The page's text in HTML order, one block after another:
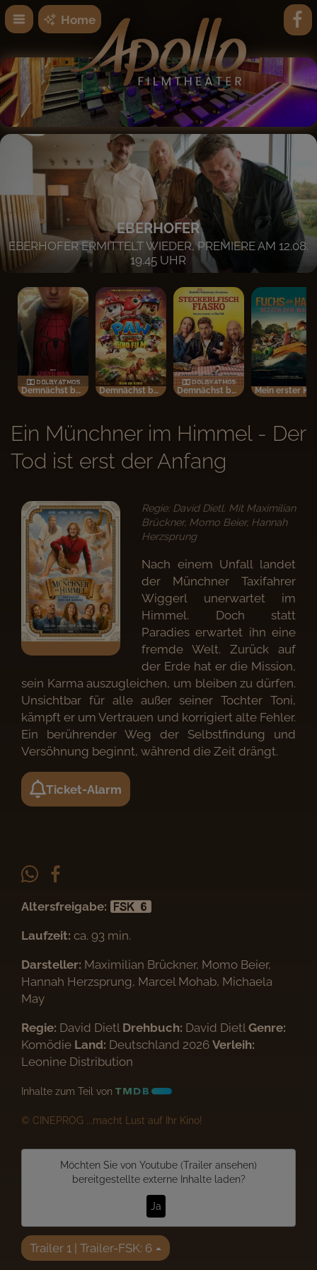
Home
EBERHOFER
EBERHOFER ERMITTELT WIEDER, PREMIERE AM 12.08.
19.45 UHR
Demnächst bei uns im Kino Demnächst bei uns im Kino Demnächst bei uns im Kino
Ein Münchner im Himmel - Der
Tod ist erst der Anfang
Regie: David Dietl. Mit Maximilian
Brückner, Momo Beier, Hannah
Herzsprung
Nach einem Unfall landet
der Münchner Taxifahrer
Wiggerl unerwartet im
Himmel. Doch statt
Paradies erwartet ihn eine
fremde Welt. Zurück auf
der Erde hat er die Mission,
sein Karma auszugleichen, um bleiben zu dürfen.
Unsichtbar für alle außer seiner Tochter Toni,
kämpft er um Vertrauen und korrigiert alte Fehler.
Ein berührender Weg der Selbstfindung und
Versöhnung beginnt, während die Zeit drängt.
Ticket-Alarm
Altersfreigabe:
Laufzeit: ca. 93 min.
Darsteller: Maximilian Brückner, Momo Beier,
Hannah Herzsprung, Marcel Mohab, Michaela
May
Regie: David Dietl Drehbuch: David Dietl Genre:
Komödie Land: Deutschland 2026 Verleih:
Leonine Distribution
Inhalte zum Teil von
© CINEPROG ...macht Lust auf Ihr Kino!
Möchten Sie von Youtube (Trailer ansehen)
bereitgestellte externe Inhalte laden?
Ja
Trailer 1 | Trailer-FSK: 6